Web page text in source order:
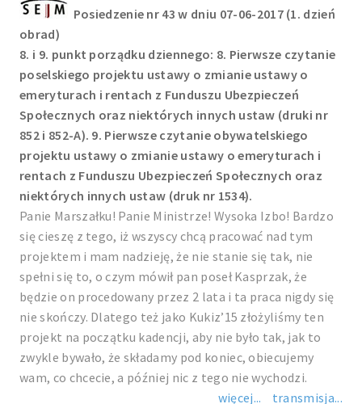
Posiedzenie nr 43 w dniu 07-06-2017 (1. dzień
obrad)
8. i 9. punkt porządku dziennego: 8. Pierwsze czytanie
poselskiego projektu ustawy o zmianie ustawy o
emeryturach i rentach z Funduszu Ubezpieczeń
Społecznych oraz niektórych innych ustaw (druki nr
852 i 852-A). 9. Pierwsze czytanie obywatelskiego
projektu ustawy o zmianie ustawy o emeryturach i
rentach z Funduszu Ubezpieczeń Społecznych oraz
niektórych innych ustaw (druk nr 1534).
Panie Marszałku! Panie Ministrze! Wysoka Izbo! Bardzo
się cieszę z tego, iż wszyscy chcą pracować nad tym
projektem i mam nadzieję, że nie stanie się tak, nie
spełni się to, o czym mówił pan poseł Kasprzak, że
będzie on procedowany przez 2 lata i ta praca nigdy się
nie skończy. Dlatego też jako Kukiz’15 złożyliśmy ten
projekt na początku kadencji, aby nie było tak, jak to
zwykle bywało, że składamy pod koniec, obiecujemy
wam, co chcecie, a później nic z tego nie wychodzi.
więcej...
transmisja...